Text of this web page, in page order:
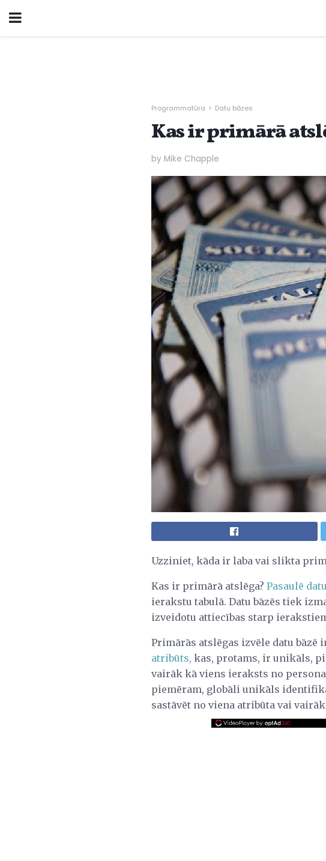
Programmatūra Datu bāzes
Kas ir primārā
by Mike Chapple
Uzziniet, kāda ir laba vai slikta
Kas ir primārā atslēga? Pasaulē
ierakstu tabulā. Datu bāzēs tiek
izveidotu attiecības starp
Primārās atslēgas izvēle datu
atribūts, kas, protams, ir unikāls,
vairāk kā viens ieraksts no
piemēram, globāli unikāls
sastāvēt no viena atribūta vai